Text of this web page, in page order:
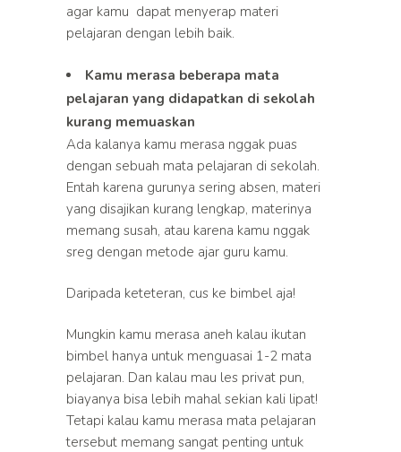
agar kamu dapat menyerap materi
pelajaran dengan lebih baik.
Kamu merasa beberapa mata
pelajaran yang didapatkan di sekolah
kurang memuaskan
Ada kalanya kamu merasa nggak puas
dengan sebuah mata pelajaran di sekolah.
Entah karena gurunya sering absen, materi
yang disajikan kurang lengkap, materinya
memang susah, atau karena kamu nggak
sreg dengan metode ajar guru kamu.
Daripada keteteran, cus ke bimbel aja!
Mungkin kamu merasa aneh kalau ikutan
bimbel hanya untuk menguasai 1-2 mata
pelajaran. Dan kalau mau les privat pun,
biayanya bisa lebih mahal sekian kali lipat!
Tetapi kalau kamu merasa mata pelajaran
tersebut memang sangat penting untuk